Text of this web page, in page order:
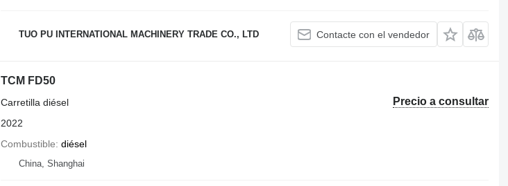
TUO PU INTERNATIONAL MACHINERY TRADE CO., LTD Contacte con el vendedor
TCM FD50
Precio a consultar
Carretilla diésel
2022
Combustible diésel
China, Shanghai